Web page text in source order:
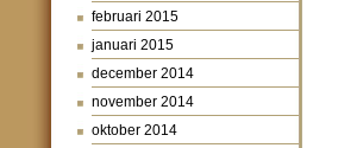
februari 2015
januari 2015
december 2014
november 2014
oktober 2014